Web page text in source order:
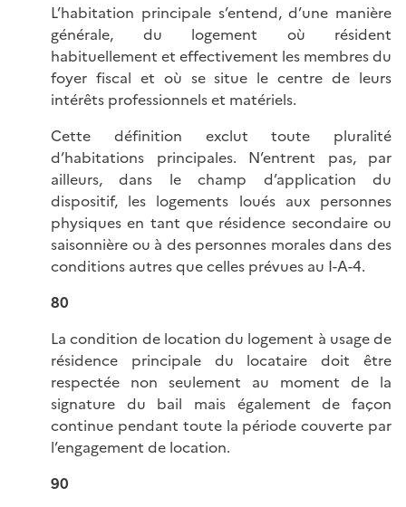
L’habitation principale s’entend, d’une manière
générale, du logement où résident
habituellement et effectivement les membres du
foyer fiscal et où se situe le centre de leurs
intérêts professionnels et matériels.
Cette définition exclut toute pluralité
d’habitations principales. N’entrent pas, par
ailleurs, dans le champ d’application du
dispositif, les logements loués aux personnes
physiques en tant que résidence secondaire ou
saisonnière ou à des personnes morales dans des
conditions autres que celles prévues au I-A-4.
80
La condition de location du logement à usage de
résidence principale du locataire doit être
respectée non seulement au moment de la
signature du bail mais également de façon
continue pendant toute la période couverte par
l’engagement de location.
90